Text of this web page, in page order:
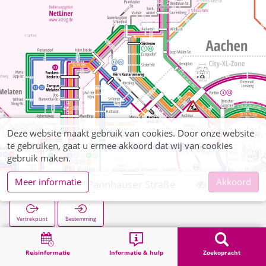
Reisinformatie Informatie & hulp Zoekopracht
Laurensberg Pannhauser Straße
Vertrekpunt Bestemming
Zoekopracht Laurensberg Pannhauser Straße
Deze website maakt gebruik van cookies. Door onze website
te gebruiken, gaat u ermee akkoord dat wij van cookies
gebruik maken.
Meer informatie
Akkoord